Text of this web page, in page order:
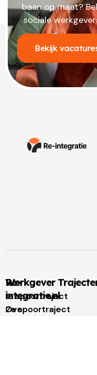
baan op maat?
sociale
Bekijk
Re-
integratie.nl
Over
Werkgever
1e spoortraject
2e spoortraject